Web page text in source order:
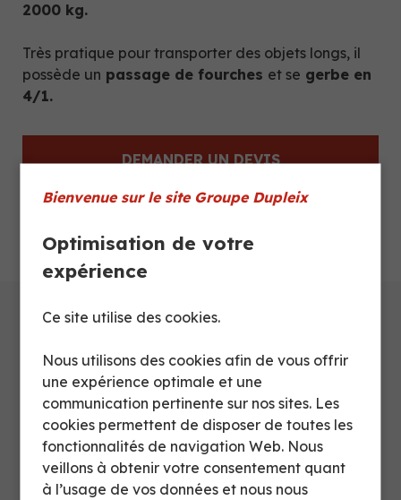
2000 kg.
Très pratique pour transporter des objets longs, il
possède un passage de fourches et se gerbe en
4/1.
DEMANDER UN DEVIS
Dimensions
Fiche produit
Bienvenue sur le site Groupe Dupleix
Optimisation de votre
expérience
Ce site utilise des cookies.
Nous utilisons des cookies afin de vous offrir
une expérience optimale et une
communication pertinente sur nos sites. Les
cookies permettent de disposer de toutes les
fonctionnalités de navigation Web. Nous
veillons à obtenir votre consentement quant
à l’usage de vos données et nous nous